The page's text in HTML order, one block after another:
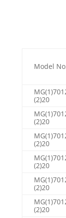
Model
(2)20
(2)20
(2)20
(2)20
(2)20
(2)20